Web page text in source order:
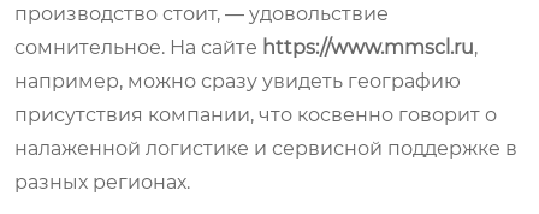
производство стоит, — удовольствие
сомнительное. На сайте https://www.mmscl.ru,
например, можно сразу увидеть географию
присутствия компании, что косвенно говорит о
налаженной логистике и сервисной поддержке в
разных регионах.